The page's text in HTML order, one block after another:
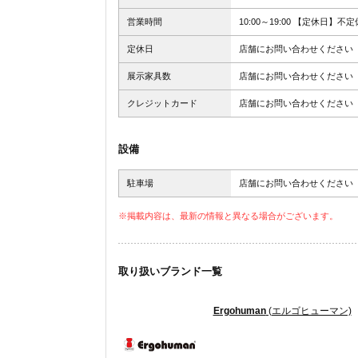
営業時間 10:00～19:00 【定休日】不定
定休日 店舗にお問い合わせください
展示家具数 店舗にお問い合わせください
クレジットカード 店舗にお問い合わせください
設備
駐車場 店舗にお問い合わせください
※掲載内容は、最新の情報と異なる場合がございます。
取り扱いブランド一覧
Ergohuman(エルゴヒューマン)